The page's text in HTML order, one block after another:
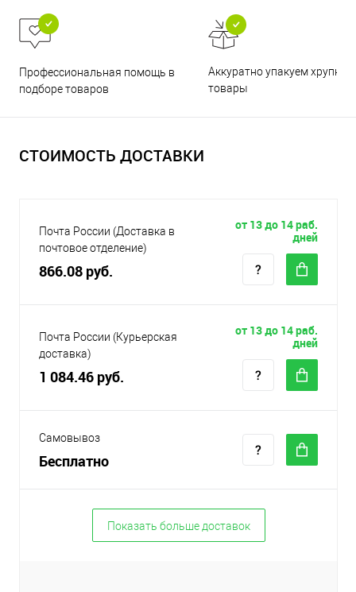
Профессиональная помощь в
подборе товаров
Аккуратно упакуем хрупкие
товары
СТОИМОСТЬ ДОСТАВКИ
Почта России (Доставка в
почтовое отделение)
866.08 руб.
от 13 до 14 раб.
дней
Почта России (Курьерская
доставка)
1 084.46 руб.
от 13 до 14 раб.
дней
Самовывоз
Бесплатно
Показать больше доставок